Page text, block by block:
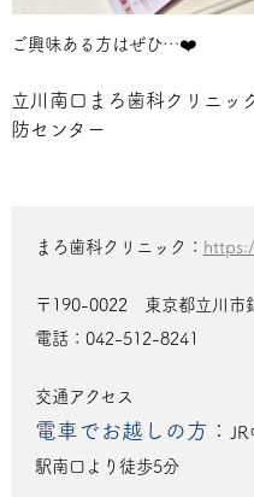
ご興味ある方はぜひ…❤️
立川南口まろ歯科クリニ
防センター
まろ歯科クリニック：
〒190-0022 東京都立川市
電話：042-512-8241
交通アクセス
電車でお越しの方：
駅南口より徒歩5分